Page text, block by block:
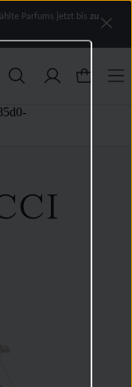
Parfums jetzt bis zu